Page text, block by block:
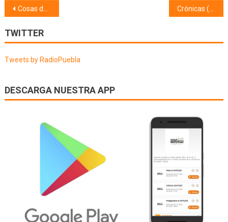
Navegación
de
entradas
Cosas de mi pueblo, Coplillas y Apodos (26/11/24)
TWITTER
Tweets by RadioPuebla
DESCARGA NUESTRA APP